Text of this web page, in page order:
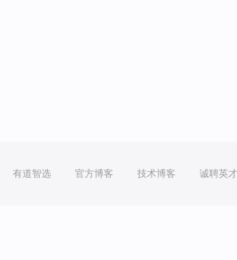
有道智选 官方博客 技术博客 诚聘英才